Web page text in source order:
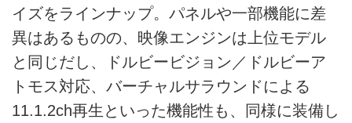
イズをラインナップ。パネルや一部機能に差
異はあるものの、映像エンジンは上位モデル
と同じだし、ドルビービジョン／ドルビーア
トモス対応、バーチャルサラウンドによる
11.1.2ch再生といった機能性も、同様に装備し